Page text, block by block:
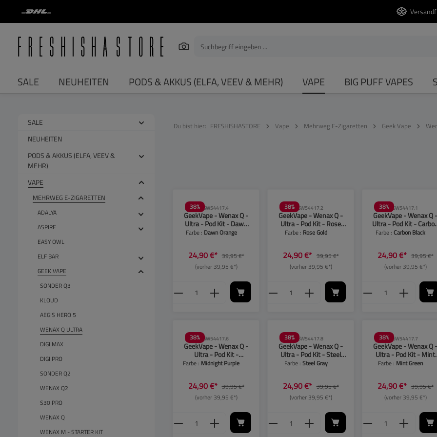
Zur Hauptnavigation springen
SALE NEUHEITEN PODS & AKKUS (ELFA, VEEV & MEHR) VAPE BIG PUFF VAPES
SALE
NEUHEITEN
PODS & AKKUS (ELFA, VEEV &
MEHR)
VAPE
MEHRWEG E-ZIGARETTEN
ADALYA
ASPIRE
EASY OWL
ELF BAR
GEEK VAPE
SONDER Q3
KLOUD
AEGIS HERO 5
WENAX Q ULTRA
DIGI MAX
DIGI PRO
SONDER Q2
WENAX Q2
S30 PRO
WENAX Q
WENAX M - STARTER KIT
Du bist hier: FRESHISHASTORE Vape Mehrweg E-Zigaretten Geek Vape
38% SW54417.4
GeekVape - Wenax Q -
Ultra - Pod Kit - Dawn
Orange
Farbe : Dawn Orange
24,90 €* 39,95 €*
(vorher 39,95 €*)
Produkt Anzahl: Gib den gewünschten Wert ein
38% SW54417.2
GeekVape - Wenax Q -
Ultra - Pod Kit - Rose
Gold
Farbe : Rose Gold
24,90 €* 39,95 €*
(vorher 39,95 €*)
Produkt Anzahl: Gib den
38% SW54417.1
GeekVape - Wenax Q -
Ultra - Pod Kit - Carbon
Black
Farbe :Carbon Black
24,90 €* 39,95 €*
(vorher 39,95 €*)
Produkt
38% SW54417.6
GeekVape - Wenax Q -
Ultra - Pod Kit -
Midnight Purple
Farbe : Midnight Purple
24,90 €* 39,95 €*
(vorher 39,95 €*)
Produkt Anzahl: Gib den gewünschten Wert ein
38% SW54417.8
GeekVape - Wenax Q -
Ultra - Pod Kit - Steel
Gray
Farbe : Steel Gray
24,90 €* 39,95 €*
(vorher 39,95 €*)
Produkt Anzahl: Gib den
38% SW54417.7
GeekVape - Wenax Q -
Ultra - Pod Kit - Mint
Green
Farbe : Mint Green
24,90 €* 39,95 €*
(vorher 39,95 €*)
Produkt